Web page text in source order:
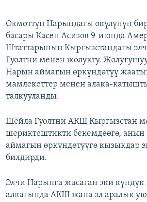
Өкмөттүн Нарындагы өкүлүнүн
басары Касен Асизов 9-июнда
Штаттарынын Кыргызстандагы
Гуолтни менен жолукту.
Нарын аймагын өркүндөтүү
мамлекеттер менен алака-
талкууланды.
Шейла Гуолтни АКШ Кыргызстан
шериктештикти бекемдөөгө,
аймагын өркүндөтүүгө кызыкдар
билдирди.
Элчи Нарынга жасаган эки
алкагында АКШ жана эл аралык